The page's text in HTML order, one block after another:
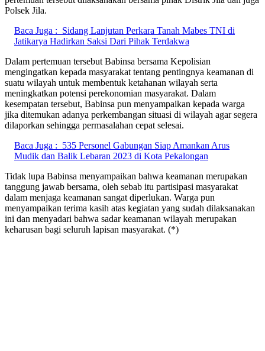
Polsek Jila.
Baca Juga : Sidang Lanjutan Perkara Tanah Mabes TNI di
Jatikarya Hadirkan Saksi Dari Pihak Terdakwa
Dalam pertemuan tersebut Babinsa bersama Kepolisian
mengingatkan kepada masyarakat tentang pentingnya keamanan di
suatu wilayah untuk membentuk ketahanan wilayah serta
meningkatkan potensi perekonomian masyarakat. Dalam
kesempatan tersebut, Babinsa pun menyampaikan kepada warga
jika ditemukan adanya perkembangan situasi di wilayah agar segera
dilaporkan sehingga permasalahan cepat selesai.
Baca Juga : 535 Personel Gabungan Siap Amankan Arus
Mudik dan Balik Lebaran 2023 di Kota Pekalongan
Tidak lupa Babinsa menyampaikan bahwa keamanan merupakan
tanggung jawab bersama, oleh sebab itu partisipasi masyarakat
dalam menjaga keamanan sangat diperlukan. Warga pun
menyampaikan terima kasih atas kegiatan yang sudah dilaksanakan
ini dan menyadari bahwa sadar keamanan wilayah merupakan
keharusan bagi seluruh lapisan masyarakat. (*)